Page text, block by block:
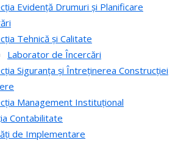
Evidență Drumuri și Planificare
Tehnică și Calitate
Laborator de Încercări
Siguranța și Întreținerea Construcției
Management Instituțional
Contabilitate
de Implementare